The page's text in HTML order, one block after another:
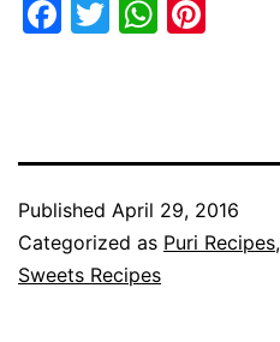
Facebook
Twitter
Published April 29, 2016
Categorized as Puri Recipes,
Sweets Recipes